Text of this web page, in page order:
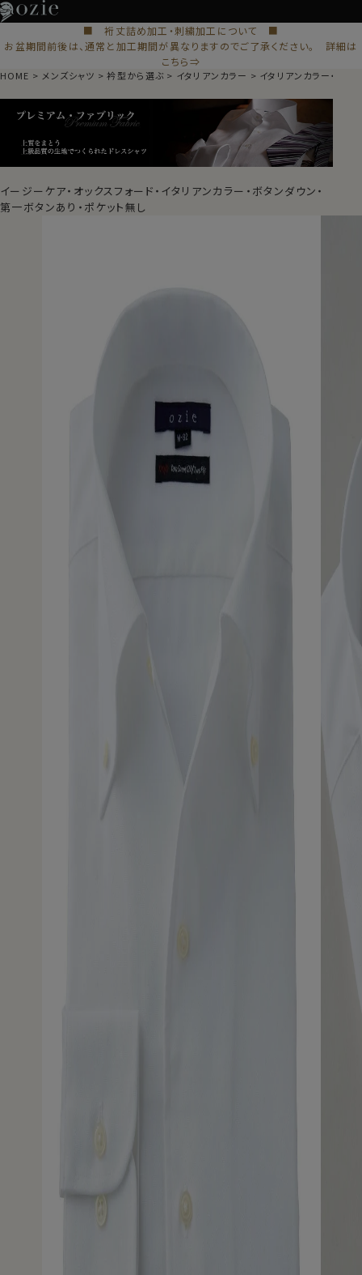
■ 裄丈詰め加工・刺繍加工について ■
お盆期間前後は、通常と加工期間が異なりますのでご了承ください。 詳細は
こちら⇒
HOME メンズシャツ 衿型から選ぶ イタリアンカラー イタリアンカラー・ボタ
イージーケア・オックスフォード・イタリアンカラー・ボタンダウン・
第一ボタンあり・ポケット無し